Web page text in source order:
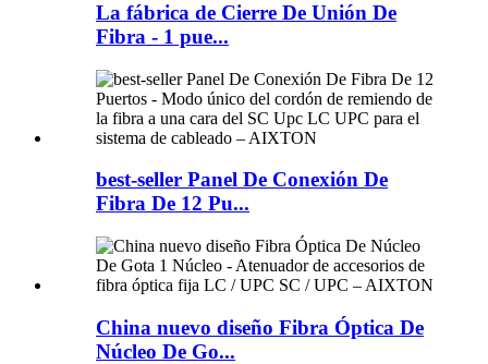
La fábrica de Cierre De Unión De
Fibra - 1 pue...
best-seller Panel De Conexión De
Fibra De 12 Pu...
China nuevo diseño Fibra Óptica De
Núcleo De Go...